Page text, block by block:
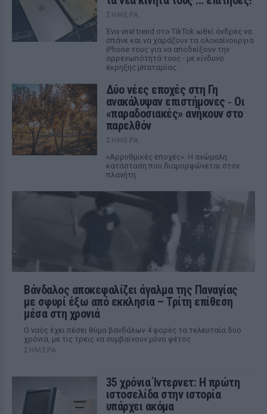
ΣΉΜΕΡΑ
Ένα viral trend στο TikTok ωθεί άνδρες να
σπάνε και να χαράζουν τα ολοκαίνουργια
iPhone τους για να αποδείξουν την
αρρενωπότητά τους - με κίνδυνο
έκρηξης μπαταρίας.
Δύο νέες εποχές στη Γη
ανακάλυψαν επιστήμονες ‑ Oι
«παραδοσιακές» ανήκουν στο
παρελθόν
ΣΉΜΕΡΑ
«Αρρυθμικές εποχές»: Η ανώμαλη
κατάσταση που διαμορφώνεται στον
πλανήτη
Βάνδαλος αποκεφαλίζει άγαλμα της Παναγίας
με σφυρί έξω από εκκλησία – Τρίτη επίθεση
μέσα στη χρονιά
Ο ναός έχει πέσει θύμα βανδάλων 4 φορές τα τελευταία δύο
χρόνια, με τις τρεις να συμβαίνουν μόνο φέτος
ΣΉΜΕΡΑ
35 χρόνια Ίντερνετ: Η πρώτη
ιστοσελίδα στην ιστορία
υπάρχει ακόμα